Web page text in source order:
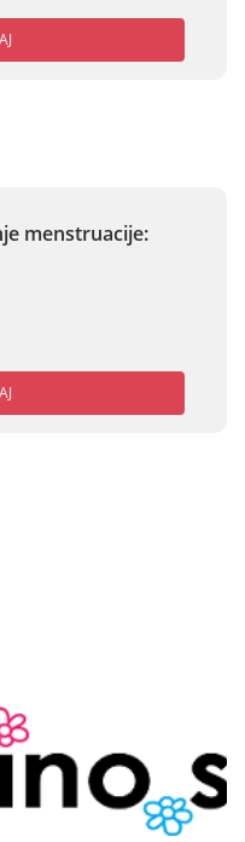
menstruacije: